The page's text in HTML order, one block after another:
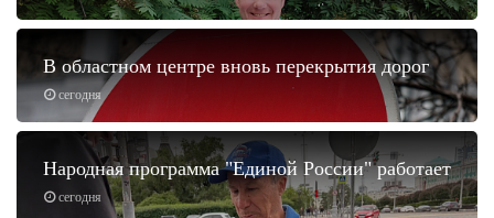
сегодня
В областном центре вновь перекрытия дорог
сегодня
Народная программа "Единой России" работает